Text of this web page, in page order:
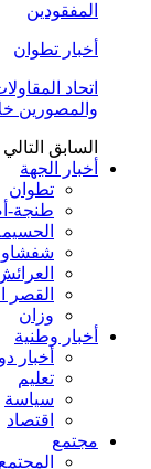
المفقودين
أخبار تطوان
اتحاد
والمصورين
السابق التالي
أخبار الجهة
تطوان
طنجة-
القصر
وزان
أخبار وطنية
أخبار
تعليم
سياسة
اقتصاد
مجتمع